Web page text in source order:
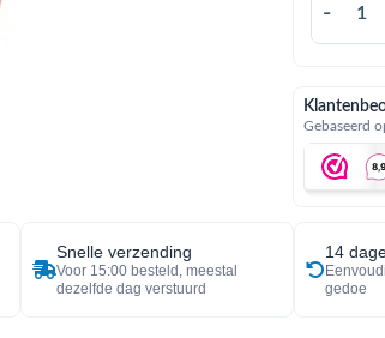
-
Gebaseerd
Snelle verzending
Voor 15:00 besteld, meestal
dezelfde dag verstuurd
14
gedoe